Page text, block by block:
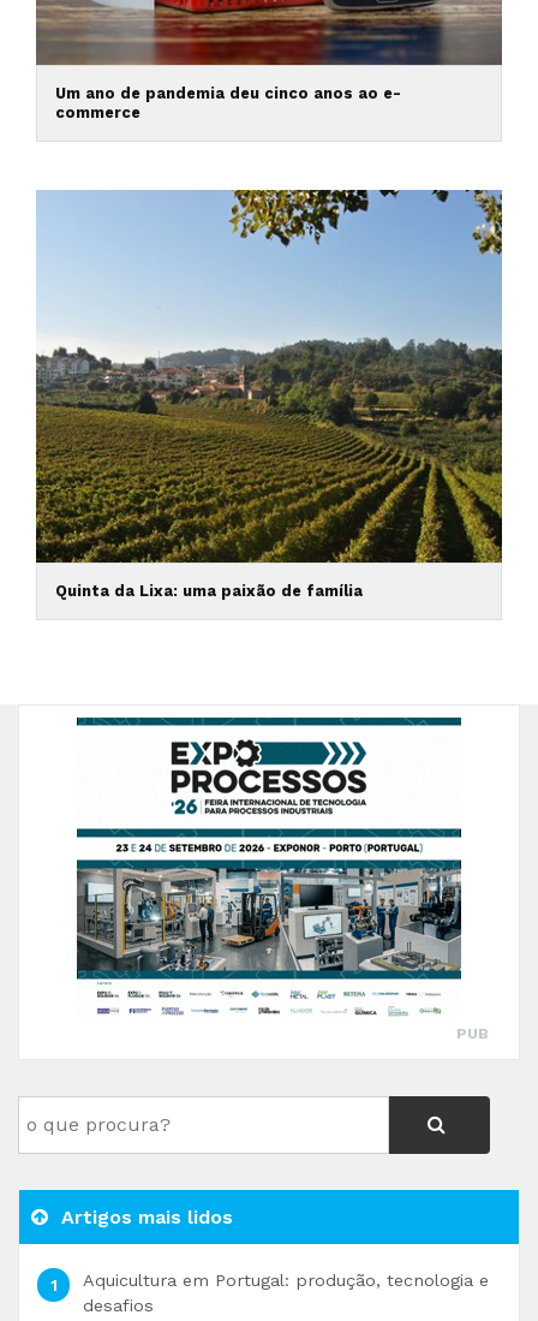
Um ano de pandemia deu cinco anos ao e-
commerce
Quinta da Lixa: uma paixão de família
PUB
Artigos mais lidos
Aquicultura em Portugal: produção, tecnologia e
desafios